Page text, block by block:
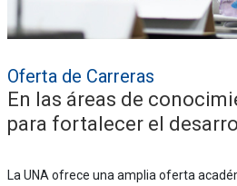
Oferta de Carreras
En las áreas de
para fortalecer el
La UNA ofrece una amplia oferta